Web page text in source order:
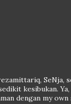
SeNja,
kesibukan.
dengan my own